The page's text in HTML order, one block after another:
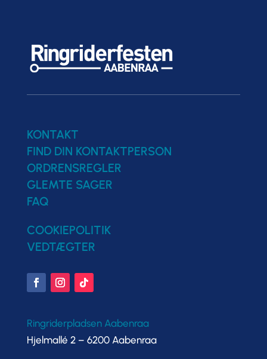
KONTAKT
FIND DIN KONTAKTPERSON
ORDRENSREGLER
GLEMTE SAGER
FAQ
COOKIEPOLITIK
VEDTÆGTER
Ringriderpladsen Aabenraa
Hjelmallé 2 – 6200 Aabenraa